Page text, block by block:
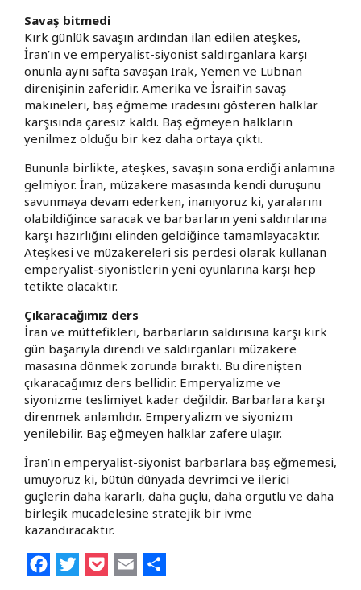
Savaş bitmedi
Kırk günlük savaşın ardından ilan edilen ateşkes,
İran’ın ve emperyalist-siyonist saldırganlara karşı
onunla aynı safta savaşan Irak, Yemen ve Lübnan
direnişinin zaferidir. Amerika ve İsrail’in savaş
makineleri, baş eğmeme iradesini gösteren halklar
karşısında çaresiz kaldı. Baş eğmeyen halkların
yenilmez olduğu bir kez daha ortaya çıktı.
Bununla birlikte, ateşkes, savaşın sona erdiği anlamına
gelmiyor. İran, müzakere masasında kendi duruşunu
savunmaya devam ederken, inanıyoruz ki, yaralarını
olabildiğince saracak ve barbarların yeni saldırılarına
karşı hazırlığını elinden geldiğince tamamlayacaktır.
Ateşkesi ve müzakereleri sis perdesi olarak kullanan
emperyalist-siyonistlerin yeni oyunlarına karşı hep
tetikte olacaktır.
Çıkaracağımız ders
İran ve müttefikleri, barbarların saldırısına karşı kırk
gün başarıyla direndi ve saldırganları müzakere
masasına dönmek zorunda bıraktı. Bu direnişten
çıkaracağımız ders bellidir. Emperyalizme ve
siyonizme teslimiyet kader değildir. Barbarlara karşı
direnmek anlamlıdır. Emperyalizm ve siyonizm
yenilebilir. Baş eğmeyen halklar zafere ulaşır.
İran’ın emperyalist-siyonist barbarlara baş eğmemesi,
umuyoruz ki, bütün dünyada devrimci ve ilerici
güçlerin daha kararlı, daha güçlü, daha örgütlü ve daha
birleşik mücadelesine stratejik bir ivme
kazandıracaktır.
FacebookTwitterPocketEmail